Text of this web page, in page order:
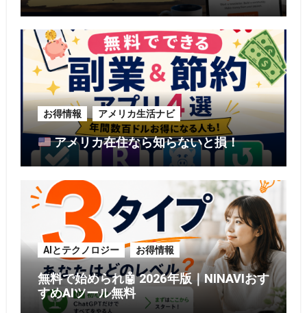
お得情報 アメリカ生活ナビ
アメリカ在住なら知らないと損！
AIとテクノロジー お得情報
無料で始められ🤖 2026年版｜NINAVIおす
すめAIツール無料